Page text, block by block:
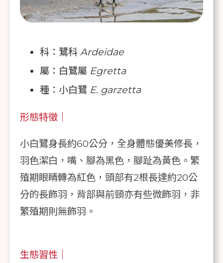
科：鷺科 Ardeidae
屬：白鷺屬 Egretta
種：小白鷺 E. garzetta
形態特徵｜
小白鷺身長約60公分，全身體態優美修長，
羽色潔白，嘴、腳為黑色，腳趾為黃色。繁
殖期眼睛轉為紅色，頭部有2根長達約20公
分的長飾羽，背部與前頸亦有些微飾羽，非
繁殖期則無飾羽。
生態習性｜